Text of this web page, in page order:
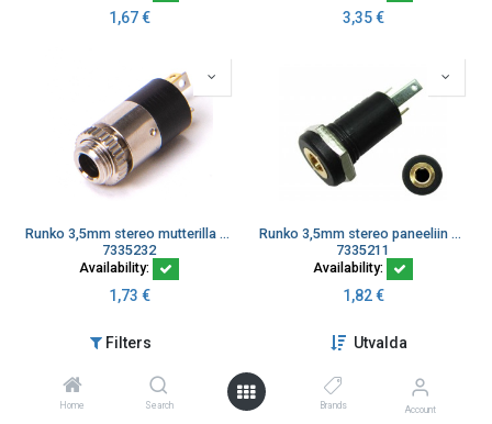
Filters Utvalda
Home Search Brands Account
1,67€ 3,35€
Runko 3,5mm stereo mutterilla paneeliin MJ-074N
7335232
Availability:
1,73 €
Runko 3,5mm stereo paneeliin MJ-073H Marushin
7335211
Availability:
1,82€